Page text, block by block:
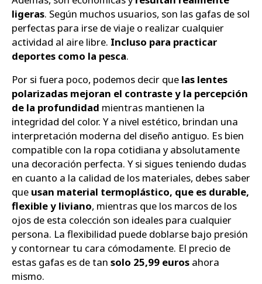
ligeras. Según muchos usuarios, son las gafas de sol
perfectas para irse de viaje o realizar cualquier
actividad al aire libre. Incluso para practicar
deportes como la pesca.
Por si fuera poco, podemos decir que las lentes
polarizadas mejoran el contraste y la percepción
de la profundidad mientras mantienen la
integridad del color. Y a nivel estético, brindan una
interpretación moderna del diseño antiguo. Es bien
compatible con la ropa cotidiana y absolutamente
una decoración perfecta. Y si sigues teniendo dudas
en cuanto a la calidad de los materiales, debes saber
que usan material termoplástico, que es durable,
flexible y liviano, mientras que los marcos de los
ojos de esta colección son ideales para cualquier
persona. La flexibilidad puede doblarse bajo presión
y contornear tu cara cómodamente. El precio de
estas gafas es de tan solo 25,99 euros ahora
mismo.